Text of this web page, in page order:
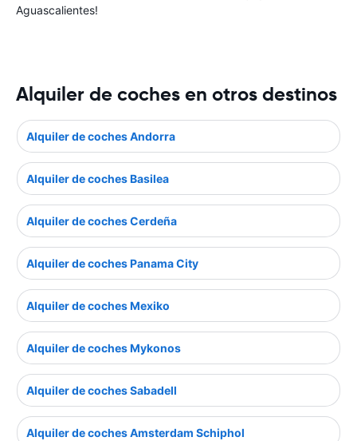
Aguascalientes!
Alquiler de coches en otros destinos
Alquiler de coches Andorra
Alquiler de coches Basilea
Alquiler de coches Cerdeña
Alquiler de coches Panama City
Alquiler de coches Mexiko
Alquiler de coches Mykonos
Alquiler de coches Sabadell
Alquiler de coches Amsterdam Schiphol